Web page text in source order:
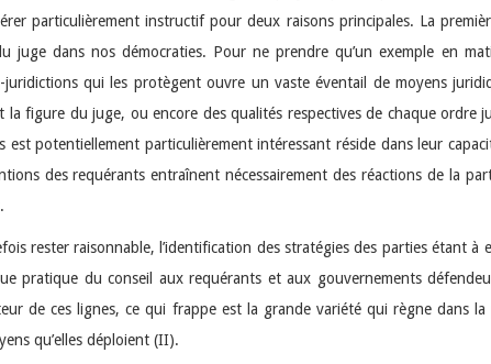
particulièrement instructif pour deux raisons principales. La
juge dans nos démocraties. Pour ne prendre qu’un exemple en
qui les protègent ouvre un vaste éventail de moyens
la figure du juge, ou encore des qualités respectives de chaque
est potentiellement particulièrement intéressant réside dans leur
des requérants entraînent nécessairement des réactions de la
rester raisonnable, l’identification des stratégies des parties étant
pratique du conseil aux requérants et aux gouvernements
de ces lignes, ce qui frappe est la grande variété qui règne
qu’elles déploient (II).